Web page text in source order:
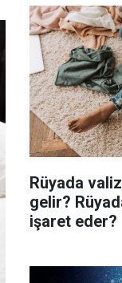
Rüyada
gelir?
işaret eder?